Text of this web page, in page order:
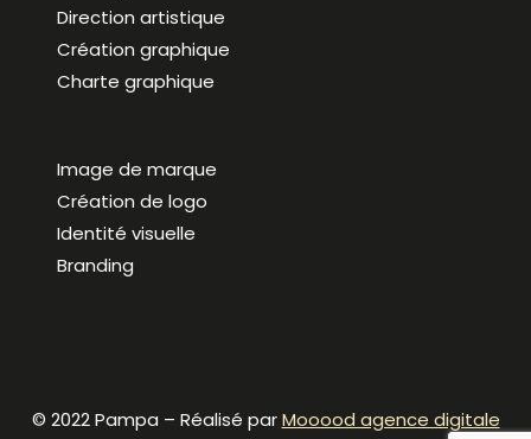
Direction artistique
Création graphique
Charte graphique
Image de marque
Création de logo
Identité visuelle
Branding
© 2022 Pampa – Réalisé parMooood agence digitale